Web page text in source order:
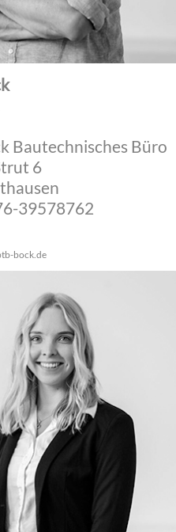
Bautechnisches Büro
6
39578762
bock de